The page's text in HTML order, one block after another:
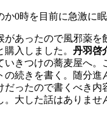
0時を目前に急激に
あったので風邪薬を
入しました。 丹羽啓
きつけの蕎麦屋へ
続きを書く。随分進
ったので書くべき
大した話はありませ